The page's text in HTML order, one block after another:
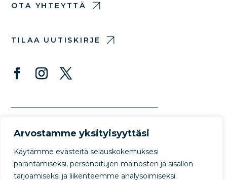
Arvostamme yksityisyyttäsi
Käytämme evästeitä selauskokemuksesi
parantamiseksi, personoitujen mainosten ja sisällön
tarjoamiseksi ja liikenteemme analysoimiseksi.
OTA YHTEYTTÄ
TILAA UUTISKIRJE